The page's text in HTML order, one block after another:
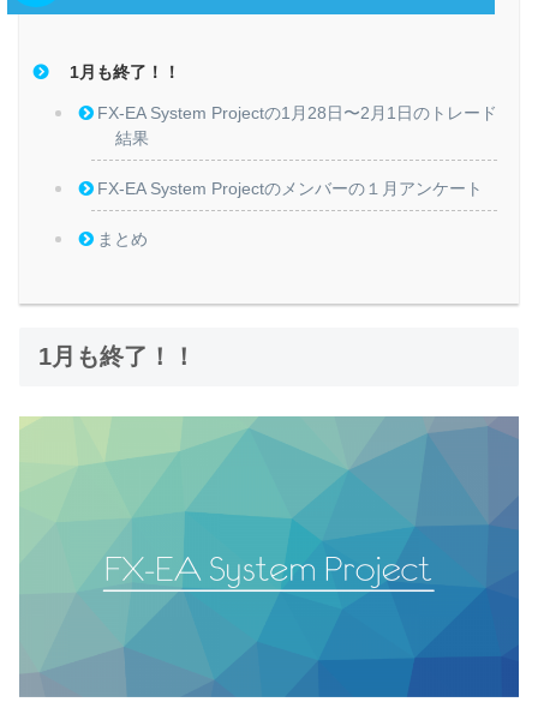
1月も終了！！
FX-EA System Projectの1月28日〜2月1日のトレード
結果
FX-EA System Projectのメンバーの１月アンケート
まとめ
1月も終了！！